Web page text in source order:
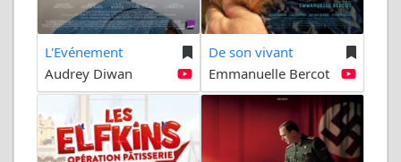
L'Evénement
Audrey Diwan
De son vivant
Emmanuelle Bercot